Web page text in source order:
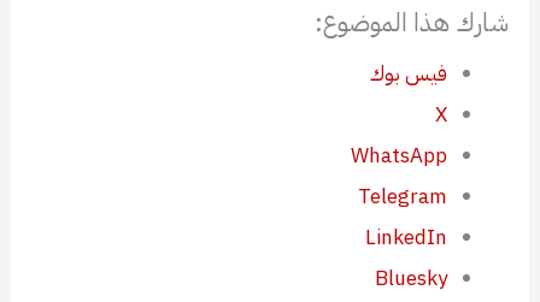
شارك هذا الموضوع:
فيس بوك
X
WhatsApp
Telegram
LinkedIn
Bluesky